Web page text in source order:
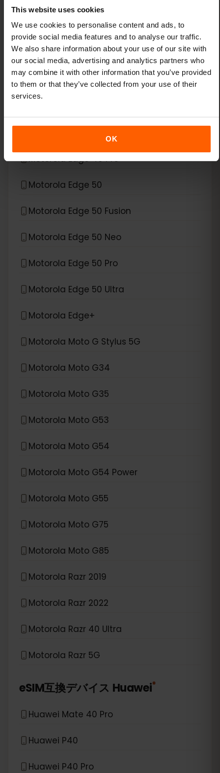
This website uses cookies
We use cookies to personalise content and ads, to
provide social media features and to analyse our traffic.
We also share information about your use of our site with
our social media, advertising and analytics partners who
may combine it with other information that you’ve provided
to them or that they’ve collected from your use of their
services.
OK
Xiaomi Redmi Note 11 Pro 5G
Xiaomi Redmi Note 13 Pro
Xiaomi Redmi Note 13 Pro Plus
Motorola Edge 40 Pro
Motorola Edge 50
Motorola Edge 50 Fusion
Motorola Edge 50 Neo
Motorola Edge 50 Pro
Motorola Edge 50 Ultra
Motorola Edge+
Motorola Moto G Stylus 5G
Motorola Moto G34
Motorola Moto G35
Motorola Moto G53
Motorola Moto G54
Motorola Moto G54 Power
Motorola Moto G55
Motorola Moto G75
Motorola Moto G85
Motorola Razr 2019
Motorola Razr 2022
Motorola Razr 40 Ultra
Motorola Razr 5G
eSIM互換デバイス Huawei*
Huawei Mate 40 Pro
Huawei P40
Huawei P40 Pro